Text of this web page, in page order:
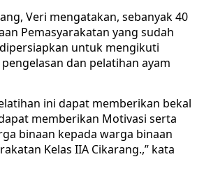
Veri mengatakan, sebanyak 40
Pemasyarakatan yang sudah
untuk mengikuti
dan pelatihan ayam
ini dapat memberikan bekal
memberikan Motivasi serta
binaan kepada warga binaan
Kelas IIA Cikarang.,” kata